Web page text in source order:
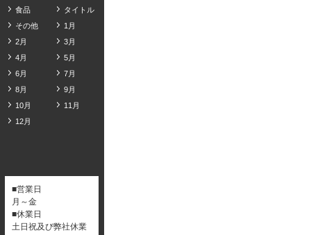
食品
タイトル
その他
1月
2月
3月
4月
5月
6月
7月
8月
9月
10月
11月
12月
■営業日
月～金
■休業日
土日祝及び弊社休業